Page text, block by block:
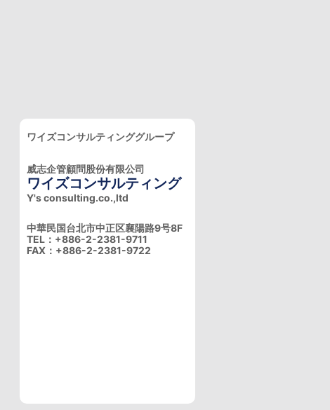
ワイズコンサルティンググループ
威志企管顧問股份有限公司
ワイズコンサルティング
Y's consulting.co.,ltd
中華民国台北市中正区襄陽路9号8F
TEL：+886-2-2381-9711
FAX：+886-2-2381-9722